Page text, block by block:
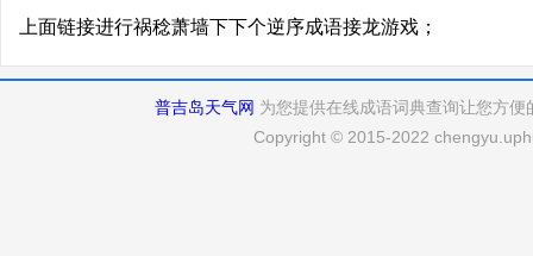
上面链接进行祸稔萧墙下下个逆序成语接龙游戏；
普吉岛天气网 为您提供在线成语词典查询让您方
Copyright © 2015-2022